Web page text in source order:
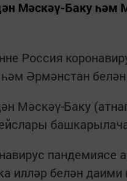
Мәскәү-Баку һәм
Россия
Әрмәнстан
Мәскәү-Баку
илләр белән